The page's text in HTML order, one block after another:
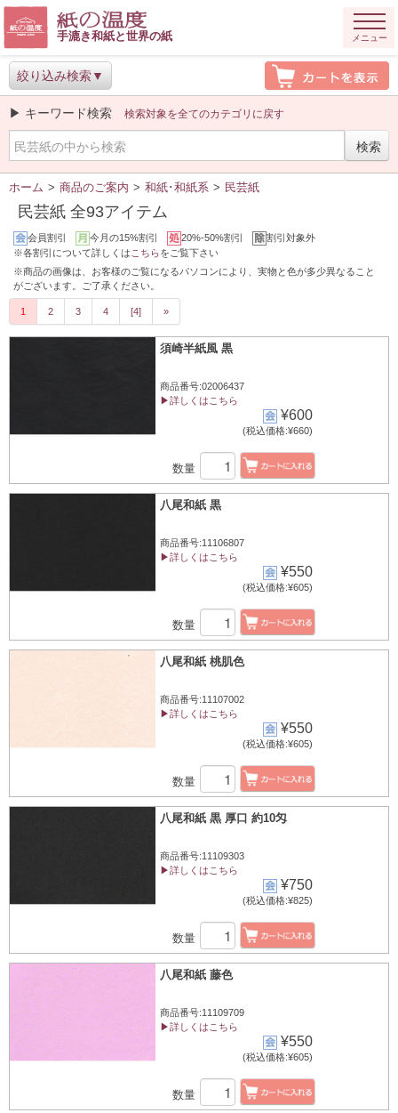
手漉き和紙と世界の紙 メニュー
絞り込み検索
▶ キーワード検索 検索対象を全てのカテゴリに戻す
ホーム > 商品のご案内 > 和紙･和紙系 > 民芸紙
民芸紙 全93アイテム
会員割引 今月の15%割引 20%-50%割引
割引対象外
※各割引について詳しくは こちらをご覧下さい
※商品の画像は、お客様のご覧になるパソコンにより、実物と色が多少異なること
がございます。ご了承ください。
1 2 3 4 [4] »
須崎半紙風 黒
商品番号:02006437
▶詳しくはこちら
¥600
(税込価格:¥660)
数量
八尾和紙 黒
商品番号:11106807
▶詳しくはこちら
¥550
(税込価格:¥605)
数量
八尾和紙 桃肌色
商品番号:11107002
▶詳しくはこちら
¥550
(税込価格:¥605)
数量
八尾和紙 黒 厚口 約10匁
商品番号:11109303
▶詳しくはこちら
¥750
(税込価格:¥825)
数量
八尾和紙 藤色
商品番号:11109709
▶詳しくはこちら
¥550
(税込価格:¥605)
数量